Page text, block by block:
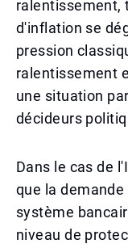
ralentissement,
d'inflation se
pression
ralentissement
une situation
décideurs
Dans le cas de
que la
système
niveau de